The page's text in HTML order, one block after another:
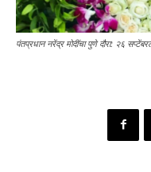
पंतप्रधान नरेंद्र मोदींचा पुणे दौरा: २६